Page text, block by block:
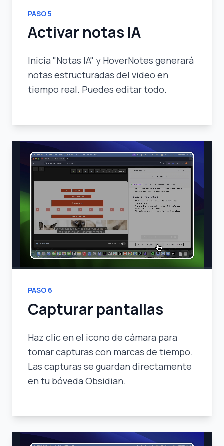
PASO5
Activar notas IA
Inicia "Notas IA" y HoverNotes generará
notas estructuradas del video en
tiempo real. Puedes editar todo.
PASO 6
Capturar pantallas
Haz clic en el icono de cámara para
tomar capturas con marcas de tiempo.
Las capturas se guardan directamente
en tu bóveda Obsidian.